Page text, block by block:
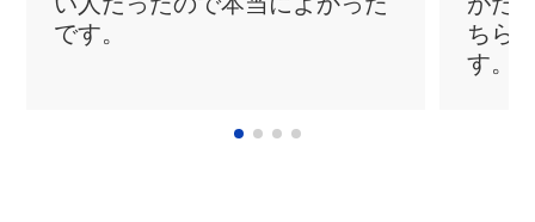
です。
ちら
す。